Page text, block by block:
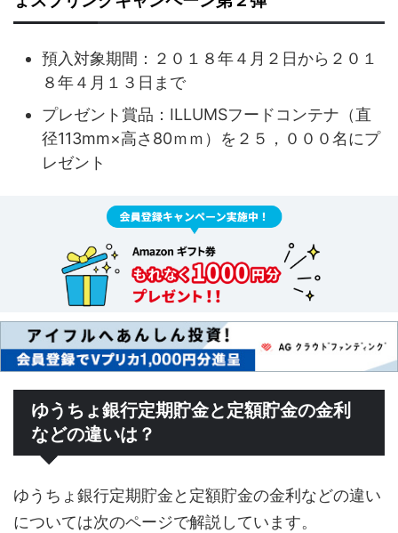
預入対象期間：２０１８年４月２日から２０１
８年４月１３日まで
プレゼント賞品：ILLUMSフードコンテナ（直
径113mm×高さ80ｍｍ）を２５，０００名にプ
レゼント
ゆうちょ銀行定期貯金と定額貯金の金利
などの違いは？
ゆうちょ銀行定期貯金と定額貯金の金利などの違い
については次のページで解説しています。